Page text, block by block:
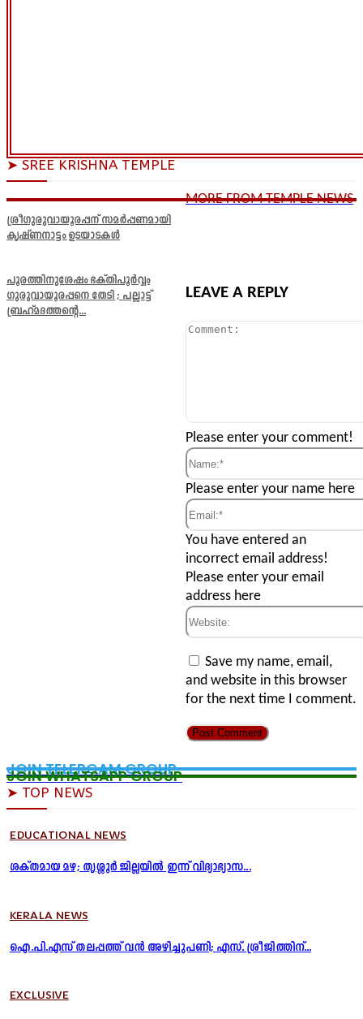
➤ SREE KRISHNA TEMPLE
ശ്രീഗുരുവായൂരപ്പന് സമർപ്പണമായി
കൃഷ്ണനാട്ടം ഉടയാടകൾ
പൂരത്തിനുശേഷം ഭക്തിപൂർവ്വം
ഗുരുവായൂരപ്പനെ തേടി ; പല്ലാട്ട്
ബ്രഹ്മദത്തന്റെ...
MORE FROM TEMPLE NEWS
LEAVE A REPLY
Comment:
Please enter your comment!
Name:*
Please enter your name here
Email:*
You have entered an
incorrect email address!
Please enter your email
address here
Save my name, email,
and website in this browser
for the next time I comment.
JOIN TELERGAM GROUP
JOIN WHATSAPP GROUP
➤ TOP NEWS
EDUCATIONAL NEWS
ശക്തമായ മഴ; തൃശ്ശൂർ ജില്ലയിൽ ഇന്ന് വിദ്യാഭ്യാസ...
KERALA NEWS
ഐ.പി.എസ് തലപ്പത്ത് വൻ അഴിച്ചുപണി; എസ്. ശ്രീജിത്തിന്...
EXCLUSIVE